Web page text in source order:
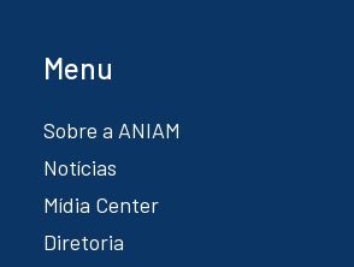
Menu
Sobre a ANIAM
Notícias
Mídia Center
Diretoria